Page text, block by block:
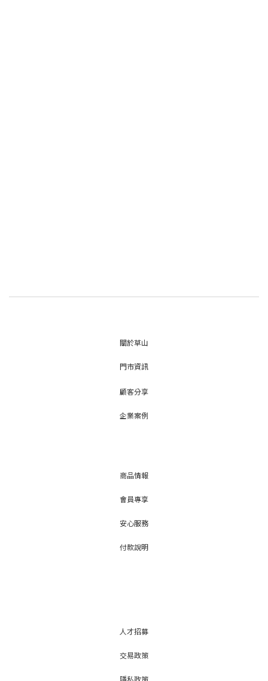
關於草山
門市資訊
顧客分享
企業案例
商品情報
會員專享
安心服務
付款說明
人才招募
交易政策
隱私政策